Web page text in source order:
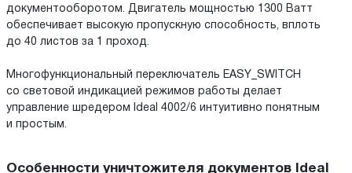
документооборотом. Двигатель мощностью 1300 Ватт
обеспечивает высокую пропускную способность, вплоть
до 40 листов за 1 проход.
Многофункциональный переключатель EASY_SWITCH
со световой индикацией режимов работы делает
управление шредером Ideal 4002/6 интуитивно понятным
и простым.
Особенности уничтожителя документов Ideal